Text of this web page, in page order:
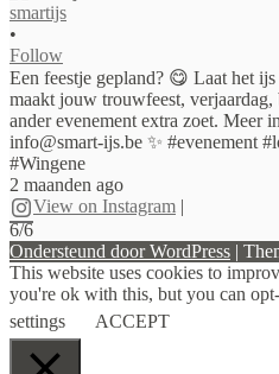
smartijs
•
Follow
Een feestje gepland? 😋 Laat het
maakt jouw trouwfeest,
ander evenement extra zoet. Meer
info@smart-ijs.be ✨ #evenement
#Wingene
2 maanden ago
View on Instagram |
6/6
Ondersteund door WordPress |
This website uses cookies to
you're ok with this, but you can
settings
ACCEPT